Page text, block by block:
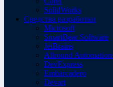
SolidWorks
Средства разработки
Microsoft
SmartBear Software
JetBrains
Allround
DevExpress
Embarcadero
Devart